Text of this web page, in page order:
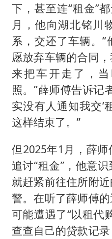
下，甚至连“租金”
月，他向湖北铭川
系，交还了车辆。
愿放弃车辆的合同
来把车开走了，
照。”薛师傅告诉记
实没有人通知我交‘
这样结束了。”
但2025年1月，薛
追讨“租金”，他意
就赶紧前往住所附
警。在听了薛师傅
可能遭遇了“以租代
查查自己的贷款记